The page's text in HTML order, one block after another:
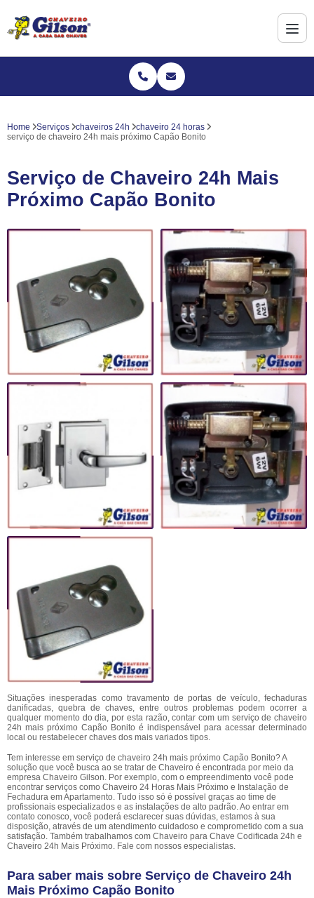
Home Serviços chaveiros 24h
chaveiro 24 horas
serviço de chaveiro 24h mais próximo Capão Bonito
Serviço de Chaveiro 24h Mais
Próximo Capão Bonito
Situações inesperadas como travamento de portas de veículo, fechaduras
danificadas, quebra de chaves, entre outros problemas podem ocorrer a
qualquer momento do dia, por esta razão, contar com um serviço de chaveiro
24h mais próximo Capão Bonito é indispensável para acessar determinado
local ou restabelecer chaves dos mais variados tipos.
Tem interesse em serviço de chaveiro 24h mais próximo Capão Bonito? A
solução que você busca ao se tratar de Chaveiro é encontrada por meio da
empresa Chaveiro Gilson. Por exemplo, com o empreendimento você pode
encontrar serviços como Chaveiro 24 Horas Mais Próximo e Instalação de
Fechadura em Apartamento. Tudo isso só é possível graças ao time de
profissionais especializados e as instalações de alto padrão. Ao entrar em
contato conosco, você poderá esclarecer suas dúvidas, estamos à sua
disposição, através de um atendimento cuidadoso e comprometido com a sua
satisfação. Também trabalhamos com Chaveiro para Chave Codificada 24h e
Chaveiro 24h Mais Próximo. Fale com nossos especialistas.
Para saber mais sobre Serviço de Chaveiro 24h
Mais Próximo Capão Bonito